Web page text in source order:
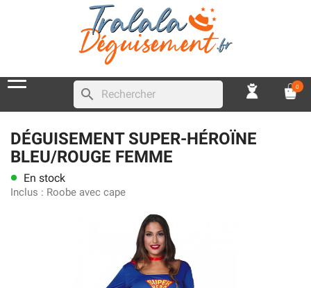
search 0
DÉGUISEMENT SUPER-HÉROÏNE
BLEU/ROUGE FEMME
lens En stock
Inclus : Roobe avec cape